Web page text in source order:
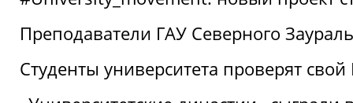
Преподаватели ГАУ Северного
Студенты университета проверят свой